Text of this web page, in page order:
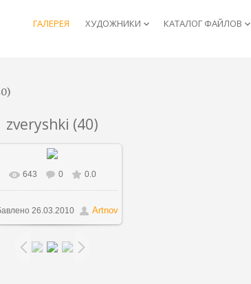
ГАЛЕРЕЯ ХУДОЖНИКИ keyboard_arrow_down КАТАЛОГ ФАЙЛОВ keyboard_arrow_down
zveryshki (40)
В реальном размере
1000x735 / 183.5Kb
643 0 0.0
26.03.2010 Artnov